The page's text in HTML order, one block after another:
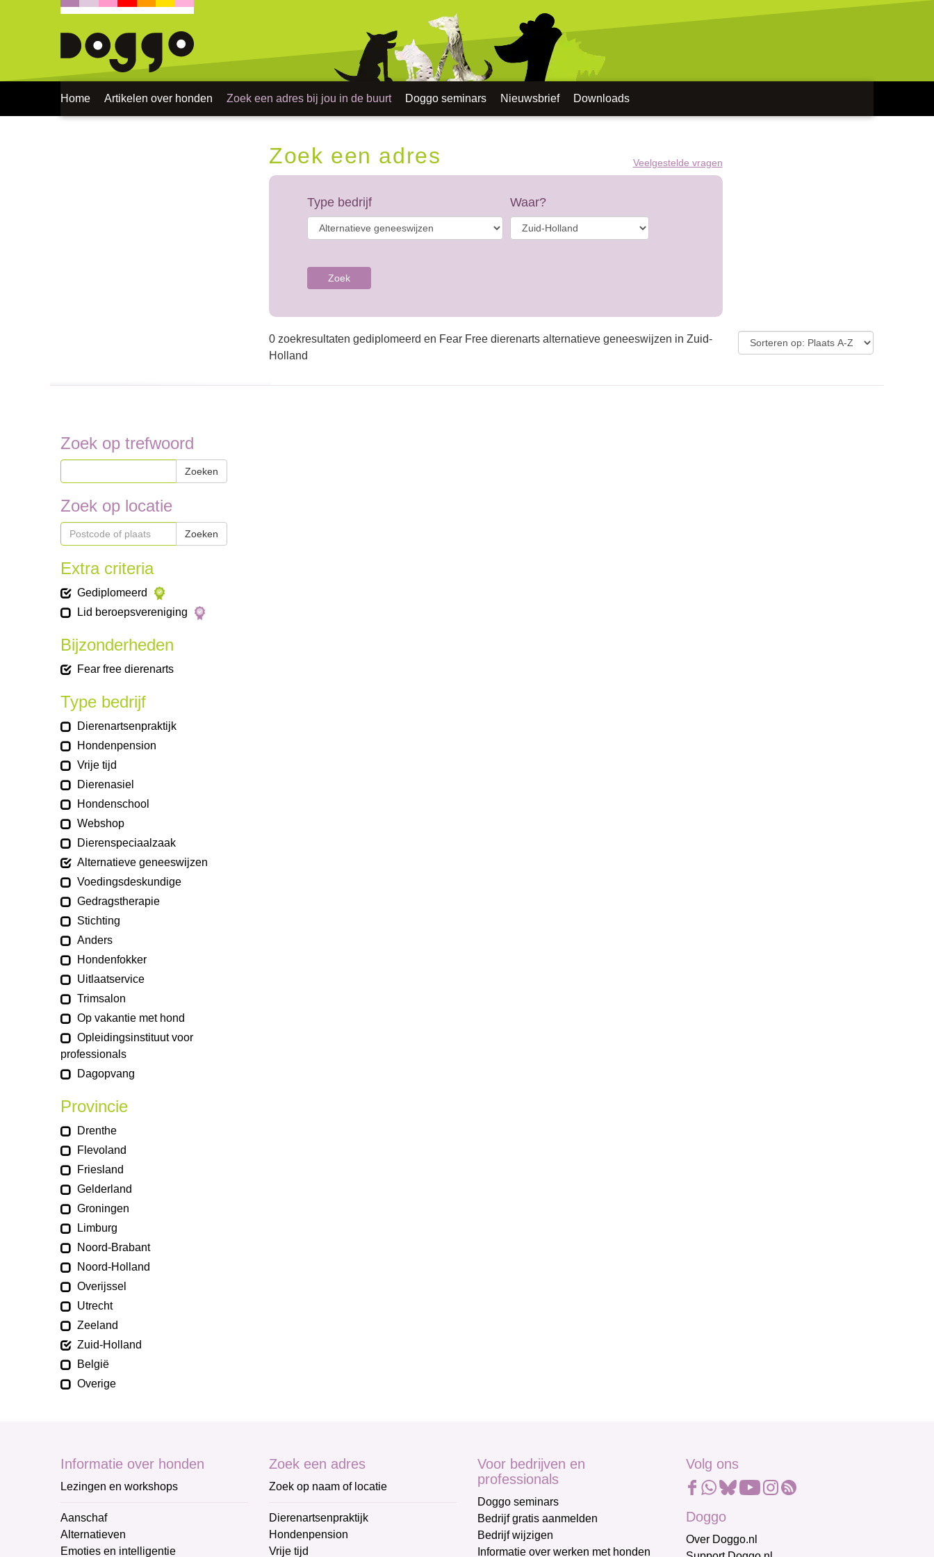
Home Artikelen over honden Zoek een adres bij jou in de buurt Doggo seminars Nieuwsbrief Downloads
Zoek een adres Veelgestelde vragen
Type bedrijf Waar?
Zoek
0 zoekresultaten gediplomeerd en Fear Free dierenarts alternatieve geneeswijzen in Zuid-
Holland
Zoek op trefwoord
Zoeken
Zoek op locatie
Zoeken
Extra criteria
Gediplomeerd
Lid beroepsvereniging
Bijzonderheden
Fear free dierenarts
Type bedrijf
Dierenartsenpraktijk
Hondenpension
Vrije tijd
Dierenasiel
Hondenschool
Webshop
Dierenspeciaalzaak
Alternatieve geneeswijzen
Voedingsdeskundige
Gedragstherapie
Stichting
Anders
Hondenfokker
Uitlaatservice
Trimsalon
Op vakantie met hond
Opleidingsinstituut voor
professionals
Dagopvang
Provincie
Drenthe
Flevoland
Friesland
Gelderland
Groningen
Limburg
Noord-Brabant
Noord-Holland
Overijssel
Utrecht
Zeeland
Zuid-Holland
België
Overige
Informatie over honden
Lezingen en workshops
Aanschaf
Alternatieven
Emoties en intelligentie
Zoek een adres
Zoek op naam of locatie
Dierenartsenpraktijk
Hondenpension
Vrije tijd
Voor bedrijven en
professionals
Doggo seminars
Bedrijf gratis aanmelden
Bedrijf wijzigen
Informatie over werken met honden
Volg ons
Doggo
Over Doggo.nl